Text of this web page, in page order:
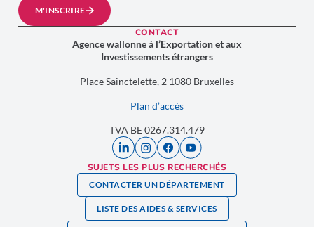
M'INSCRIRE
CONTACT
Agence wallonne à l’Exportation et aux
Investissements étrangers
Place Sainctelette, 2 1080 Bruxelles
Plan d’accès
TVA BE 0267.314.479
SUJETS LES PLUS RECHERCHÉS
CONTACTER UN DÉPARTEMENT
LISTE DES AIDES & SERVICES